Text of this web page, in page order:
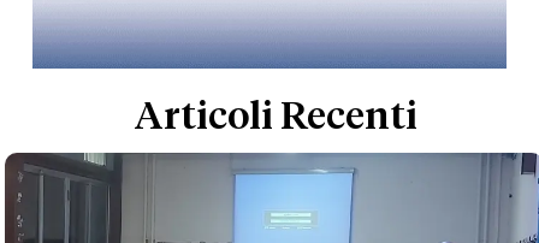
Articoli Recenti